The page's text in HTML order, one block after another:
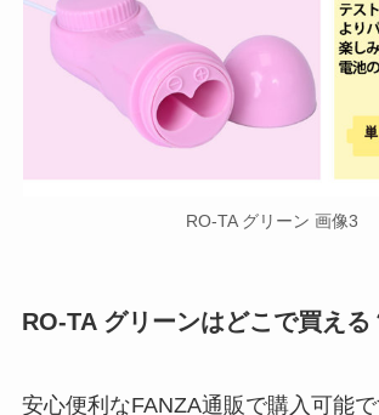
RO-TA グリーン 画像3
RO-TA グリーンはどこで買える
安心便利なFANZA通販で購入可能で